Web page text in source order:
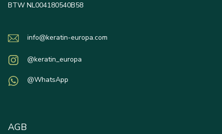
BTW NL004180540B58
info@keratin-europa.com
@keratin_europa
@WhatsApp
AGB